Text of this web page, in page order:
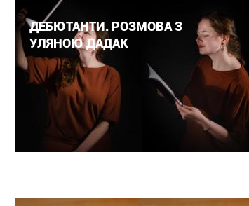
ДЕБЮТАНТИ. РОЗМОВА З
УЛЯНОЮ ДАДАК